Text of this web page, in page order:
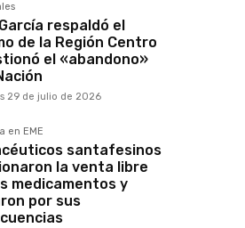
respaldó el
de la Región Centro
el «abandono»
29 de julio de 2026
en EME
santafesinos
la venta libre
medicamentos y
por sus